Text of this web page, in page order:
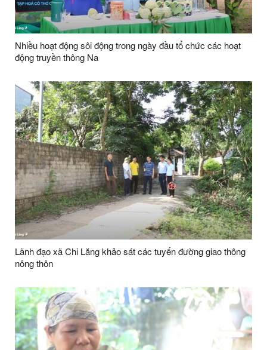
Nhiều hoạt động sôi động trong ngày đầu tổ chức các hoạt
động truyền thông Na
Lãnh đạo xã Chi Lăng khảo sát các tuyến đường giao thông
nông thôn